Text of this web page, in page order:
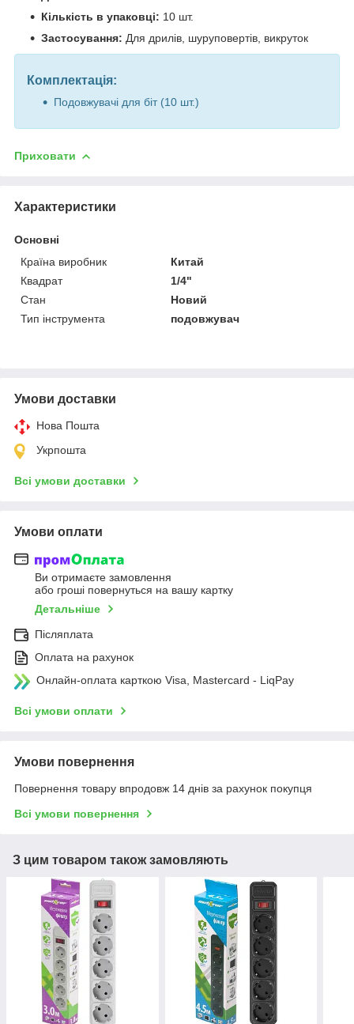
Кількість в упаковці: 10 шт.
Застосування: Для дрилів, шуруповертів, викруток
Комплектація:
Подовжувачі для біт (10 шт.)
Приховати
Характеристики
Основні
Країна виробник
Китай
Квадрат
1/4"
Стан
Новий
Тип інструмента
подовжувач
Умови доставки
Нова Пошта
Укрпошта
Всі умови доставки
Умови оплати
Ви отримаєте замовлення
або гроші повернуться на вашу картку
Детальніше
Післяплата
Оплата на рахунок
Онлайн-оплата карткою Visa, Mastercard - LiqPay
Всі умови оплати
Умови повернення
Повернення товару впродовж 14 днів за рахунок покупця
Всі умови повернення
З цим товаром також замовляють